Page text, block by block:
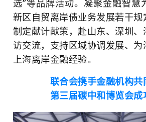
选”等品牌活动。凝聚金融智慧
新区自贸离岸债业务发展若干
制定献计献策，赴山东、深圳
访交流，支持区域协调发展、
上海离岸金融经验。
联合会携手金融机构共
第三届碳中和博览会成